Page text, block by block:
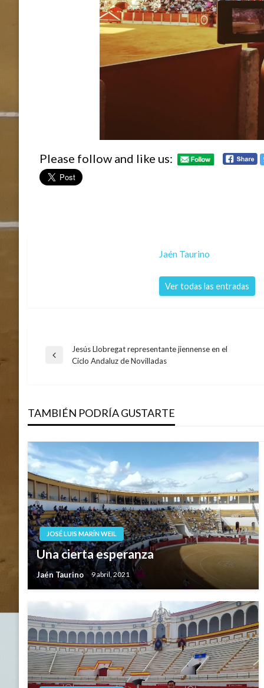
Please follow and like us:
Jaén Taurino
Ver todas las entradas
Navegación
entradas
Entrada
Jesús Llobregat representante jiennense en el
Ciclo Andaluz de Novilladas
TAMBIÉN PODRÍA GUSTARTE
JOSÉ LUIS MARÍN WEIL
Una cierta esperanza
Jaén Taurino 9 abril, 2021